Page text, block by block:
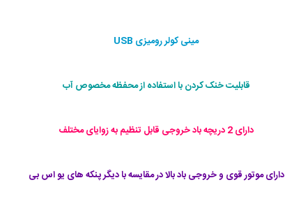
مينی كولر روميزی USB
قابلیت خنک کردن با استفاده از محفظه مخصوص آب
دارای 2 دریچه باد خروجی قابل تنظیم به زوایای مختلف
دارای موتور قوی و خروجی باد بالا در مقایسه با دیگر پنکه های یو اس بی